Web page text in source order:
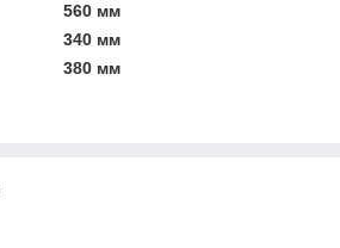
560 мм
340 мм
380 мм